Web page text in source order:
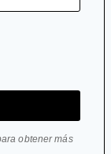
obtener más